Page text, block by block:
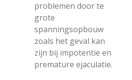
problemen door te
grote
spanningsopbouw
zoals het geval kan
zijn bij impotentie en
premature ejaculatie.